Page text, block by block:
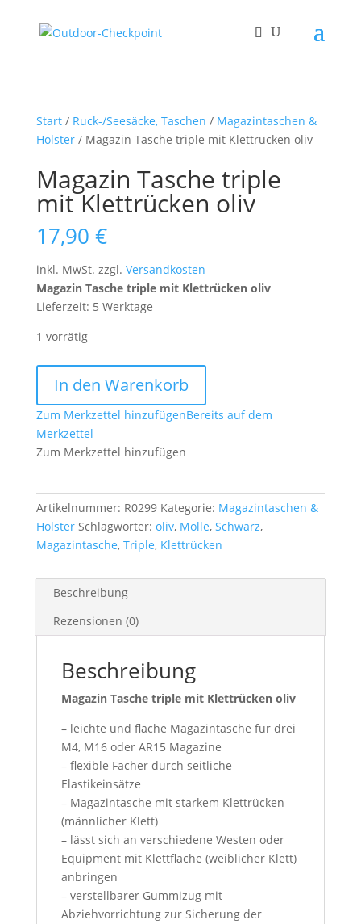
Start/ Ruck-/Seesäcke, Taschen / Magazintaschen &
Holster/ Magazin Tasche triple mit Klettrücken oliv
Magazin Tasche triple
mit Klettrücken oliv
17,90 €
inkl. MwSt. zzgl. Versandkosten
Magazin Tasche triple mit Klettrücken oliv
Lieferzeit: 5 Werktage
1 vorrätig
Tasche
triple
mit
Klettrücken
In den Warenkorb
Zum Merkzettel hinzufügenBereits auf dem
Merkzettel
Zum Merkzettel hinzufügen
Artikelnummer: R0299 Kategorie: Magazintaschen &
Holster Schlagwörter: oliv, Molle, Schwarz,
Magazintasche, Triple, Klettrücken
Beschreibung
Rezensionen (0)
Beschreibung
Magazin Tasche triple mit Klettrücken oliv
– leichte und flache Magazintasche für drei
M4, M16 oder AR15 Magazine
– flexible Fächer durch seitliche
Elastikeinsätze
– Magazintasche mit starkem Klettrücken
(männlicher Klett)
– lässt sich an verschiedene Westen oder
Equipment mit Klettfläche (weiblicher Klett)
anbringen
– verstellbarer Gummizug mit
Abziehvorrichtung zur Sicherung der